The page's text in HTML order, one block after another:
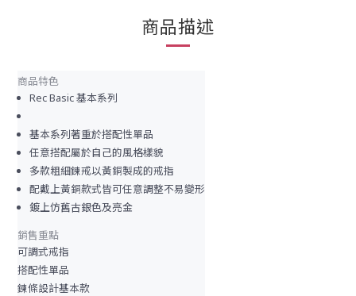
商品描述
商品特色
Rec Basic 基本系列
基本系列著重於搭配性單品
任意搭配屬於自己的風格樣貌
多款粗細鍊戒以黃銅製成的戒指
配戴上黃銅款式皆可任意調整不易變形
鍍上仿舊古銀色及亮金
銷售重點
可調式戒指
搭配性單品
鍊條設計基本款